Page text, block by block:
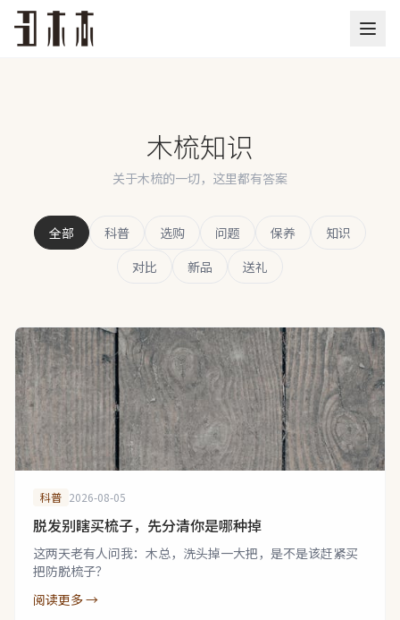
木梳知识
关于木梳的一切，这里都有答案
全部 科普 选购 问题 保养
知识
对比
新品 送礼
科普 2026-08-05
脱发别瞎买梳子，先分清你是哪种掉
这两天老有人问我：木总，洗头掉一大把，是不是该赶紧买
把防脱梳子？
阅读更多 →